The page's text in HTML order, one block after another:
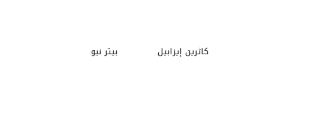
كاثرين إيزابيل بيتر نيو